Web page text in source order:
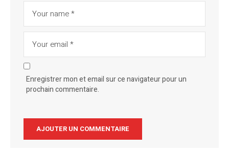
Enregistrer mon et email sur ce navigateur pour un
prochain commentaire.